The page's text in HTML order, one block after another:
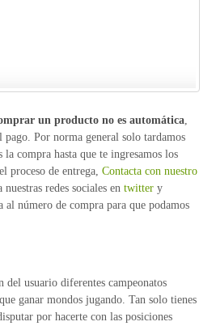
un producto no es automática
Por norma general solo tardamos
la compra hasta que te ingresamos los
proceso de entrega, Contacta con nuestro
nuestras redes sociales en twitter y
al número de compra para que podamos
del usuario diferentes campeonatos
ganar mondos jugando. Tan solo tienes
por hacerte con las posiciones